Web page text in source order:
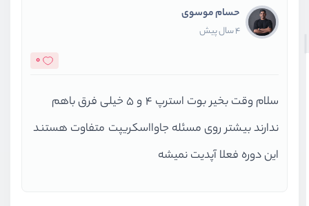
حسام موسوی
4 سال پیش
0
سلام وقت بخیر بوت استرپ ۴ و ۵ خیلی فرق باهم
ندارند بیشتر روی مسئله جاوااسکریپت متفاوت هستند
این دوره فعلا آپدیت نمیشه